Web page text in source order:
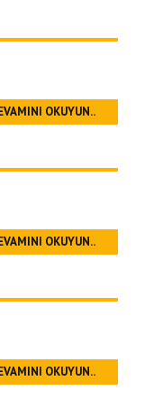
OKUYUN..
OKUYUN..
OKUYUN..